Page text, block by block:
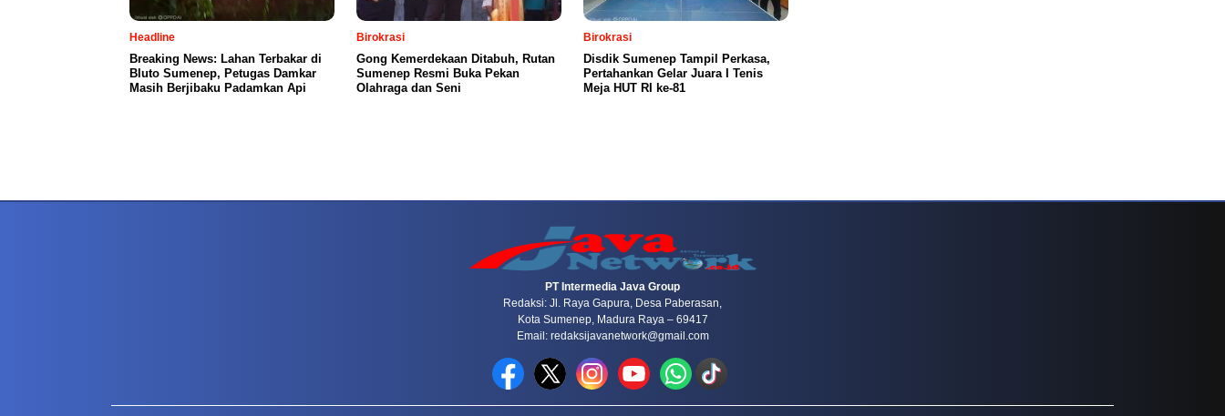
Headline
Breaking News: Lahan Terbakar di
Bluto Sumenep, Petugas Damkar
Masih Berjibaku Padamkan Api
Birokrasi
Gong Kemerdekaan Ditabuh, Rutan
Sumenep Resmi Buka Pekan
Olahraga dan Seni
Birokrasi
Disdik Sumenep Tampil Perkasa,
Pertahankan Gelar Juara I Tenis
Meja HUT RI ke-81
PT Intermedia Java Group
Redaksi: Jl. Raya Gapura, Desa Paberasan,
Kota Sumenep, Madura Raya – 69417
Email: redaksijavanetwork@gmail.com